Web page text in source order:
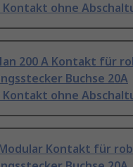
ohne
200 A Kontakt für
Buchse 20A
ohne
Kontakt für